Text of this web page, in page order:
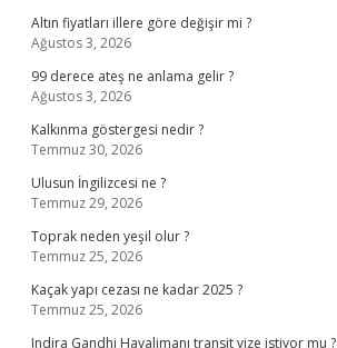
Altın fiyatları illere göre değişir mi ?
Ağustos 3, 2026
99 derece ateş ne anlama gelir ?
Ağustos 3, 2026
Kalkınma göstergesi nedir ?
Temmuz 30, 2026
Ulusun İngilizcesi ne ?
Temmuz 29, 2026
Toprak neden yeşil olur ?
Temmuz 25, 2026
Kaçak yapı cezası ne kadar 2025 ?
Temmuz 25, 2026
Indira Gandhi Havalimanı transit vize istiyor mu ?